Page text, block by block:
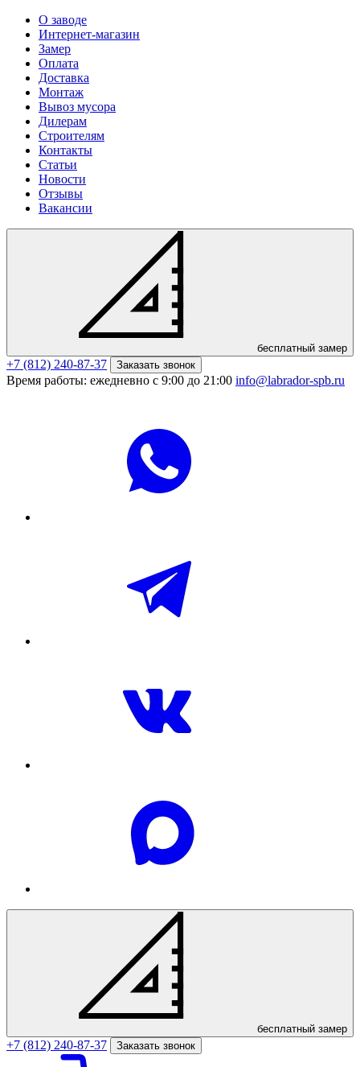
О заводе
Интернет-магазин
Замер
Оплата
Доставка
Монтаж
Вывоз мусора
Дилерам
Строителям
Контакты
Статьи
Новости
Отзывы
Вакансии
бесплатный замер
+7 (812) 240-87-37 Заказать звонок
Время работы: ежедневно с 9:00 до 21:00 info@labrador-spb.ru
бесплатный замер
+7 (812) 240-87-37 Заказать звонок